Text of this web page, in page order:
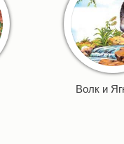
Волк и